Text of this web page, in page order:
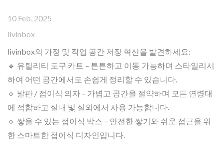
10 Feb, 2025
livinbox
livinbox의 가정 및 작업 공간 저장 혁신을 발견하세요:
🔹 유틸리티 도구 카트 – 튼튼하고 이동 가능하며 스타일리시
하여 어떤 공간에서도 손쉽게 정리할 수 있습니다.
🔹 발판 / 접이식 의자 – 가볍고 공간을 절약하며 모든 연령대
에 적합하고 실내 및 실외에서 사용 가능합니다.
🔹 쌓을 수 있는 접이식 박스 – 안전한 쌓기와 쉬운 접근을 위
한 스마트한 접이식 디자인입니다.